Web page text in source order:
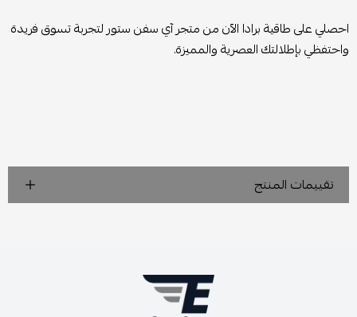
احصلي على طاقية برادا الآن من متجر آي سفن ستور لتجربة تسوق فريدة
واحتفظي بإطلالتك العصرية والمميزة.
تقييمات المنتج